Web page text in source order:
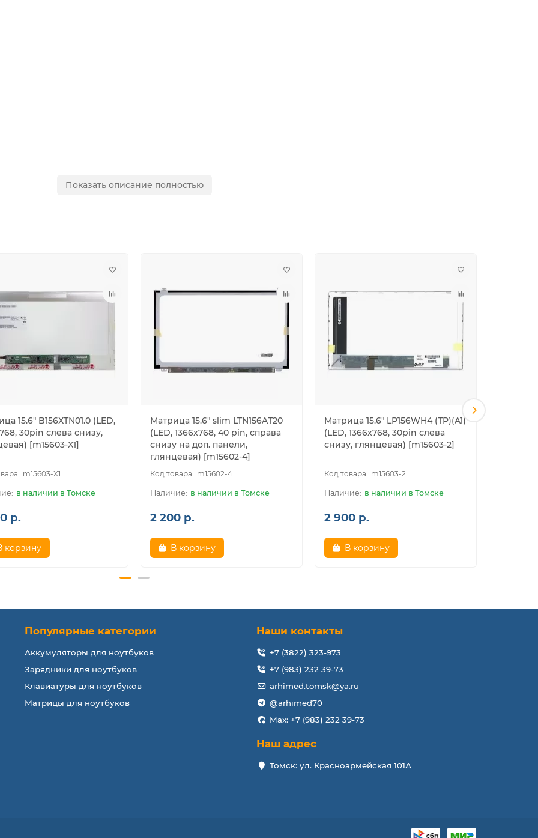
Показать описание полностью
15.6" B156XTN01.0 (LED,
30pin слева снизу,
[m15603-X1]
m15603-X1
в наличии в Томске
р.
корзину
Матрица 15.6" slim LTN156AT20
(LED, 1366x768, 40 pin, справа
снизу на доп. панели,
глянцeвая) [m15602-4]
m15602-4
в наличии в Томске
2 200 р.
В корзину
Матрица 15.6" LP156WH4 (TP)(A1)
(LED, 1366x768, 30pin слева
снизу, глянцeвая) [m15603-2]
m15603-2
в наличии в Томске
2 900 р.
В корзину
Популярные категории
Аккумуляторы для ноутбуков
Зарядники для ноутбуков
Клавиатуры для ноутбуков
Матрицы для ноутбуков
Наши контакты
+7 (3822) 323-973
+7 (983) 232 39-73
arhimed.tomsk@ya.ru
@arhimed70
Max: +7 (983) 232 39-73
Наш адрес
Томск: ул. Красноармейская 101А